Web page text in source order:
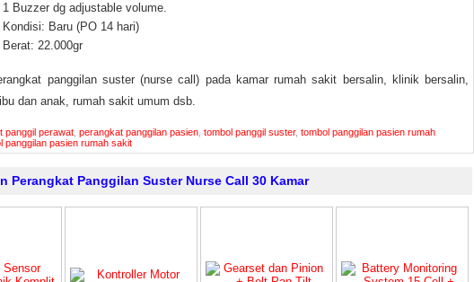
1 Buzzer dg adjustable volume.
Kondisi: Baru (PO 14 hari)
Berat: 22.000gr
panggilan suster (nurse call) pada kamar rumah sakit bersalin, klinik bersalin,
dan anak, rumah sakit umum dsb.
panggil perawat perangkat panggilan pasien tombol panggil suster, tombol panggilan pasien rumah
panggilan pasien rumah sakit
Perangkat Panggilan Suster Nurse Call 30 Kamar